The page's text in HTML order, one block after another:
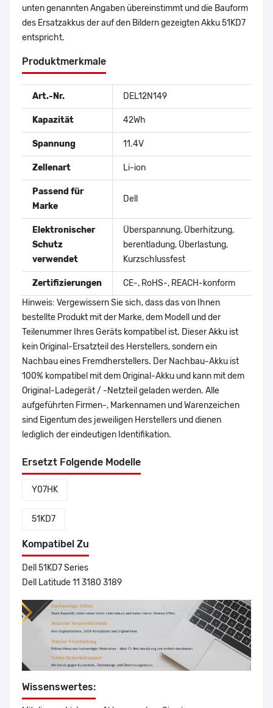
unten genannten Angaben übereinstimmt und die Bauform
des Ersatzakkus der auf den Bildern gezeigten Akku 51KD7
entspricht.
Produktmerkmale
Art.-Nr. DEL12N149
Kapazität 42Wh
Spannung 11.4V
Zellenart Li-ion
Passend für
Marke
Dell
Elektronischer
Schutz
verwendet
Überspannung, Überhitzung,
berentladung, Überlastung,
Kurzschlussfest
Zertifizierungen
CE-, RoHS-, REACH-konform
Hinweis: Vergewissern Sie sich, dass das von Ihnen
bestellte Produkt mit der Marke, dem Modell und der
Teilenummer Ihres Geräts kompatibel ist. Dieser Akku ist
kein Original-Ersatzteil des Herstellers, sondern ein
Nachbau eines Fremdherstellers. Der Nachbau-Akku ist
100% kompatibel mit dem Original-Akku und kann mit dem
Original-Ladegerät / -Netzteil geladen werden. Alle
aufgeführten Firmen-, Markennamen und Warenzeichen
sind Eigentum des jeweiligen Herstellers und dienen
lediglich der eindeutigen Identifikation.
Ersetzt Folgende Modelle
Y07HK
51KD7
Kompatibel Zu
Dell 51KD7 Series
Dell Latitude 11 3180 3189
Wissenswertes: